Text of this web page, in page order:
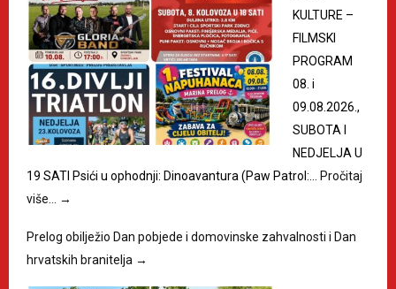
KULTURE –
FILMSKI
PROGRAM
08. i
09.08.2026.,
SUBOTA I
NEDJELJA U
19 SATI Psići u ophodnji: Dinoavantura (Paw Patrol:…
Pročitaj
više…
→
Prelog obilježio Dan pobjede i domovinske zahvalnosti i Dan
hrvatskih branitelja →